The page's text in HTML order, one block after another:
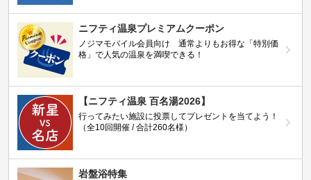
ニフティ温泉プレミアムクーポン
ノジマモバイル会員向け 通常よりもお得な「特別価
格」で人気の温泉を満喫できる！
【ニフティ温泉 百名湯2026】
行ってみたい施設に投票してプレゼントを当てよう！
（全10回開催 / 合計260名様）
岩盤浴特集